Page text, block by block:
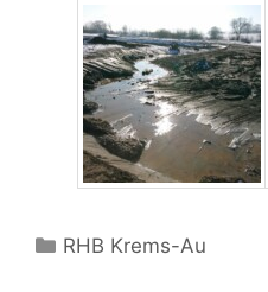
Kategorien
RHB Krems-Au